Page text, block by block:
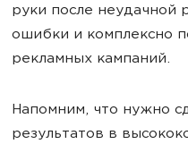
руки после неудачной
ошибки и комплексно
рекламных кампаний.
Напомним, что нужно
результатов в